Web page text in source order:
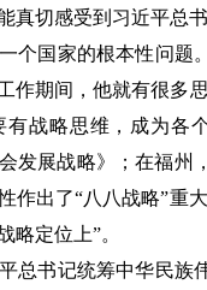
真切感受到习近平总
个国家的根本性问题
作期间，他就有很多
战略思维，成为各
发展战略》；在福
作出了“八八战略”重
略定位上”。
总书记统筹中华民族